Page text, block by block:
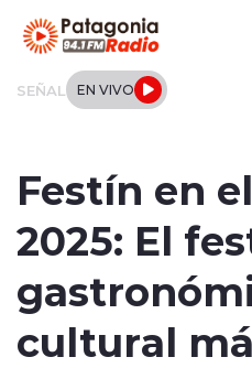
SEÑAL EN VIVO
Tendencias
Festín en
2025: El
cultural